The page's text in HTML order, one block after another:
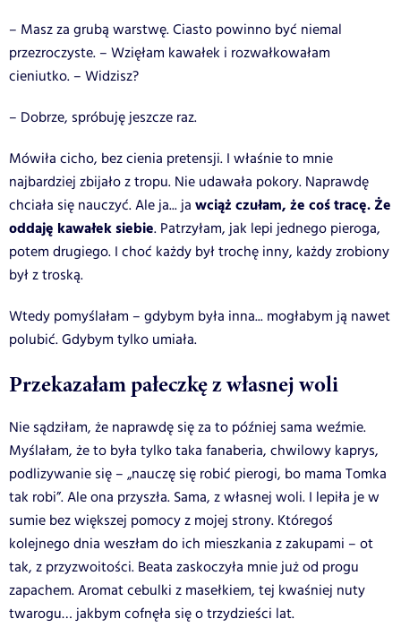
– Masz za grubą warstwę. Ciasto powinno być niemal
przezroczyste. – Wzięłam kawałek i rozwałkowałam
cieniutko. – Widzisz?
– Dobrze, spróbuję jeszcze raz.
Mówiła cicho, bez cienia pretensji. I właśnie to mnie
najbardziej zbijało z tropu. Nie udawała pokory. Naprawdę
chciała się nauczyć. Ale ja... ja wciąż czułam, że coś tracę. Że
oddaję kawałek siebie. Patrzyłam, jak lepi jednego pieroga,
potem drugiego. I choć każdy był trochę inny, każdy zrobiony
był z troską.
Wtedy pomyślałam – gdybym była inna... mogłabym ją nawet
polubić. Gdybym tylko umiała.
Przekazałam pałeczkę z własnej woli
Nie sądziłam, że naprawdę się za to później sama weźmie.
Myślałam, że to była tylko taka fanaberia, chwilowy kaprys,
podlizywanie się – „nauczę się robić pierogi, bo mama Tomka
tak robi”. Ale ona przyszła. Sama, z własnej woli. I lepiła je w
sumie bez większej pomocy z mojej strony. Któregoś
kolejnego dnia weszłam do ich mieszkania z zakupami – ot
tak, z przyzwoitości. Beata zaskoczyła mnie już od progu
zapachem. Aromat cebulki z masełkiem, tej kwaśniej nuty
twarogu… jakbym cofnęła się o trzydzieści lat.